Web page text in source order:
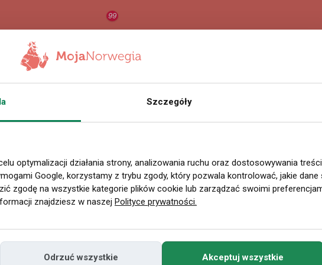
99
STAWKA 290 KR+54 H.TYG
Szczegóły
optymalizacji działania strony, analizowania ruchu oraz dostosowywania
Google, korzystamy z trybu zgody, który pozwala kontrolować, jakie dane
zgodę na wszystkie kategorie plików cookie lub zarządzać swoimi
znajdziesz w naszej Polityce prywatności.
Odrzuć wszystkie Akceptuj wszystkie